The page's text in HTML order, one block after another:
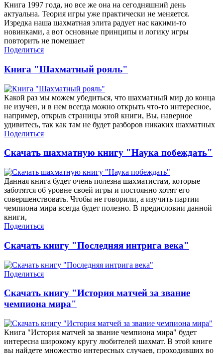
Книга 1997 года, но все же она на сегодняшний день
актуальна. Теория игры уже практически не меняется.
Изредка наша шахматная элита радует нас какими-то
новинками, а вот основные принципы и логику игры
повторить не помешает
Поделиться
Книга "Шахматный рояль"
Какой раз мы можем убедиться, что шахматный мир до конца
не изучен, и в нем всегда можно открыть что-то интересное,
например, открыв страницы этой книги, Вы, наверное
удивитесь, так как там не будет разборов никаких шахматных
Поделиться
Скачать шахматную книгу "Наука побеждать"
Данная книга будет очень полезна шахматистам, которые
заботятся об уровне своей игры и постоянно хотят его
совершенствовать. Чтобы не говорили, а изучить партии
чемпиона мира всегда будет полезно. В предисловии данной
книги,
Поделиться
Скачать книгу "Последняя интрига века"
Поделиться
Скачать книгу "История матчей за звание
чемпиона мира"
Книга "История матчей за звание чемпиона мира" будет
интересна широкому кругу любителей шахмат. В этой книге
вы найдете множество интересных случаев, проходивших во